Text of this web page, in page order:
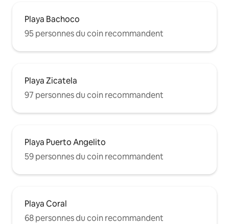
Playa Bachoco
95 personnes du coin recommandent
Playa Zicatela
97 personnes du coin recommandent
Playa Puerto Angelito
59 personnes du coin recommandent
Playa Coral
68 personnes du coin recommandent